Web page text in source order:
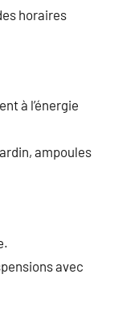
horaires
à l’énergie
ampoules
avec